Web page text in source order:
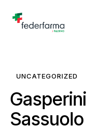
UNCATEGORIZED